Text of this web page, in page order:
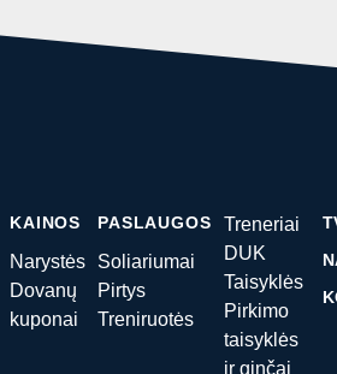
KAINOS
Narystės
Dovanų
kuponai
PASLAUGOS
Soliariumai
Pirtys
Treniruotės
Treneriai
DUK
Taisyklės
Pirkimo
taisyklės
ir ginčai